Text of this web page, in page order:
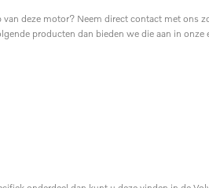
van deze motor? Neem direct contact met ons
producten dan bieden we die aan in onze